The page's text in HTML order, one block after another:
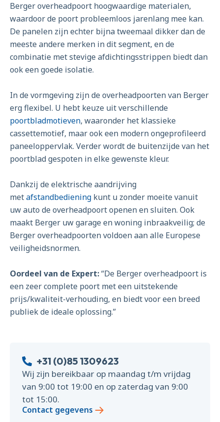
Berger overheadpoort hoogwaardige materialen,
waardoor de poort probleemloos jarenlang mee kan.
De panelen zijn echter bijna tweemaal dikker dan de
meeste andere merken in dit segment, en de
combinatie met stevige afdichtingsstrippen biedt dan
ook een goede isolatie.
In de vormgeving zijn de overheadpoorten van Berger
erg flexibel. U hebt keuze uit verschillende
poortbladmotieven, waaronder het klassieke
cassettemotief, maar ook een modern ongeprofileerd
paneeloppervlak. Verder wordt de buitenzijde van het
poortblad gespoten in elke gewenste kleur.
Dankzij de elektrische aandrijving
metafstandbediening kunt u zonder moeite vanuit
uw auto de overheadpoort openen en sluiten. Ook
maakt Berger uw garage en woning inbraakveilig; de
Berger overheadpoorten voldoen aan alle Europese
veiligheidsnormen.
Oordeel van de Expert:“De Berger overheadpoort is
een zeer complete poort met een uitstekende
prijs/kwaliteit-verhouding, en biedt voor een breed
publiek de ideale oplossing.”
+31 (0)85 1309623
Wij zijn bereikbaar op maandag t/m vrijdag
van 9:00 tot 19:00 en op zaterdag van 9:00
tot 15:00.
Contact gegevens